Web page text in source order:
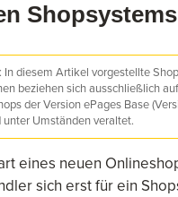
Shopsystems
In diesem Artikel vorgestellte
beziehen sich ausschließlich auf
der Version ePages Base
unter Umständen veraltet.
eines neuen
sich erst für ein